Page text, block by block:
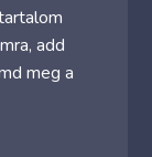
add
meg a